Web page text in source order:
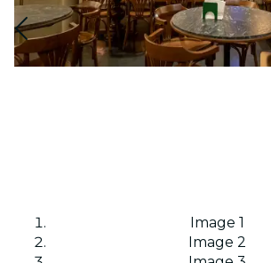
Image 1
Image 2